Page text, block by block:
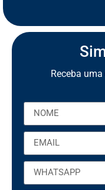
Receba